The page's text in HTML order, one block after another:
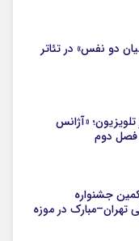
دو نفس» در تئاتر
«آژانس
فصل دوم
جشنواره
تهران–مبارک در موزه